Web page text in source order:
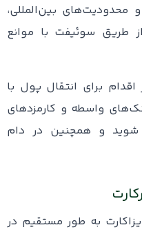
بین‌المللی،
طریق سوئیفت با موانع
برای انتقال پول با
واسطه و کارمزدهای
و همچنین در دام
به طور مستقیم در